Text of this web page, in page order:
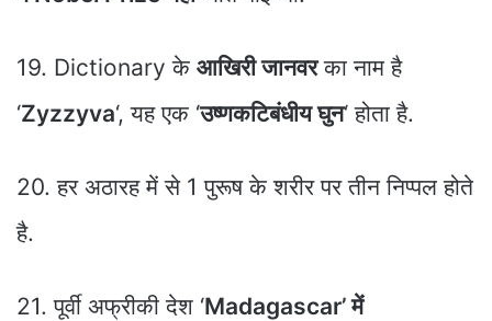
19. Dictionary के आखिरी जानवरका नाम है
‘Zyzzyva‘, यह एक ‘उष्णकटिबंधीय घुन‘ होता है.
20. हर अठारह में से 1 पुरूष के शरीर पर तीन निप्पल होते
है.
21. पूर्वी अफ्रीकी देश ‘Madagascar’ में